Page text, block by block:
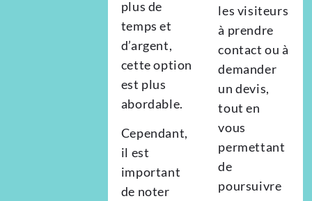
plus de
temps et
d’argent,
cette option
est plus
abordable.
Cependant,
il est
important
de noter
les visiteurs
à prendre
contact ou à
demander
un devis,
tout en
vous
permettant
de
poursuivre